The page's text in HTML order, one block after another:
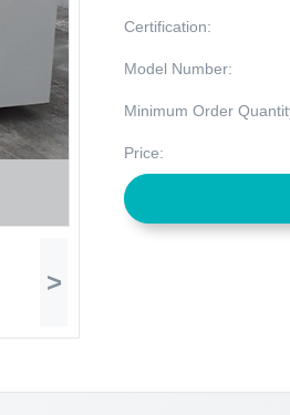
>
Certification:
Model Number:
Minimum Order
Price: